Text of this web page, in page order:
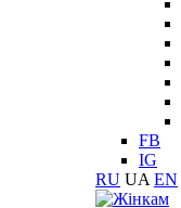
FB
IG
RU UA EN